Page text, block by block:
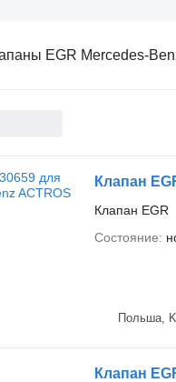
EGR Mercedes-
Клапан
Клапан EGR
Состояние
Польша,
Клапан